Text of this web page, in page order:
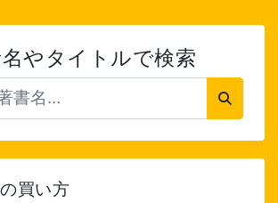
やタイトルで検索
買い方